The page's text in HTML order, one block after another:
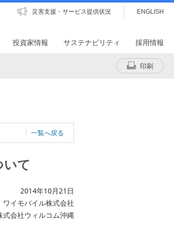
災害支援・サービス提供状況 ENGLISH
投資家情報 サステナビリティ 採用情報
印刷
一覧へ戻る
いて
2014年10月21日
ワイモバイル株式会社
式会社ウィルコム沖縄